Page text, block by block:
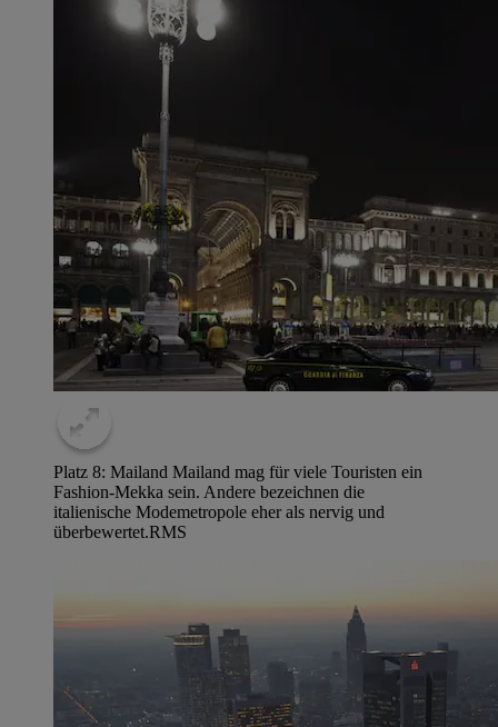
Platz 8: Mailand Mailand mag für viele Touristen ein
Fashion-Mekka sein. Andere bezeichnen die
italienische Modemetropole eher als nervig und
überbewertet.RMS